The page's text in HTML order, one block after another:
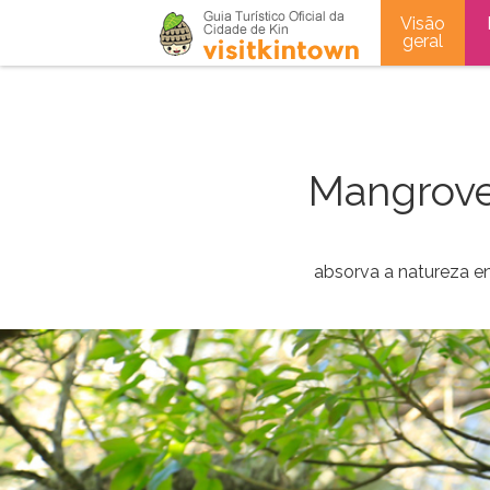
Visão
geral
absorva a natureza